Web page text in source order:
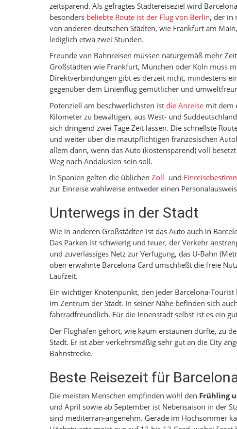
zeitsparend. Als gefragtes Städtereiseziel wird
besonders beliebte Route ist der Flug von Berlin, der in
von anderen deutschen Städten, wie Frankfurt am
lediglich etwa zwei Stunden.
Freunde von Bahnreisen müssen naturgemäß mehr
Großstädten wie Frankfurt, München oder Köln muss
Direktverbindungen gibt es derzeit nicht, mindestens
gegenüber dem Linienflug gemütlicher und
Potenziell am beschwerlichsten ist die Anreise mit dem
Kilometer zu bewältigen, aus West- und
sich dringend zwei Tage Zeit lassen. Die schnellste
und weiter über die mautpflichtigen französischen
allem dann, wenn das Auto (kostensparend) voll
Weg nach Andalusien sein soll.
In Spanien gelten die üblichen Zoll- und
zur Einreise wahlweise entweder einen
Unterwegs in der Stadt
Wie in anderen Großstädten ist das Auto auch in
Das Parken ist schwierig und teuer, der Verkehr
und zuverlässiges Netz zur Verfügung, das U-Bahn
oben erwähnte Barcelona Card umschließt die freie
Laufzeit.
Ein wichtiger Knotenpunkt, den jeder Barcelona-
im Zentrum der Stadt. In seiner Nähe befinden sich
fahrradfreundlich. Für die Innenstadt selbst ist es ein
Der Flughafen gehört, wie kaum erstaunen dürfte, zu
Stadt. Er ist aber verkehrsmäßig sehr gut an die City
Bahnstrecke.
Beste Reisezeit für
Die meisten Menschen empfinden wohl den Frühling
und April sowie ab September ist Nebensaison in der
sind mediterran-angenehm. Gerade im Hochsommer